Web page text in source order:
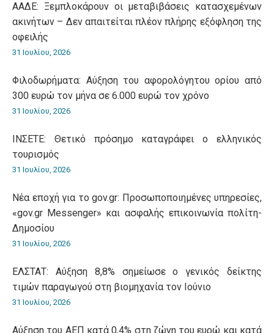
ΑΑΔΕ: Ξεμπλοκάρουν οι μεταβιβάσεις κατασχεμένων
ακινήτων – Δεν απαιτείται πλέον πλήρης εξόφληση της
οφειλής
31 Ιουλίου, 2026
Φιλοδωρήματα: Αύξηση του αφορολόγητου ορίου από
300 ευρώ τον μήνα σε 6.000 ευρώ τον χρόνο
31 Ιουλίου, 2026
ΙΝΣΕΤΕ: Θετικό πρόσημο καταγράφει ο ελληνικός
τουρισμός
31 Ιουλίου, 2026
Νέα εποχή για το gov.gr: Προσωποποιημένες υπηρεσίες,
«gov.gr Messenger» και ασφαλής επικοινωνία πολίτη-
Δημοσίου
31 Ιουλίου, 2026
ΕΛΣΤΑΤ: Αύξηση 8,8% σημείωσε ο γενικός δείκτης
τιμών παραγωγού στη βιομηχανία τον Ιούνιο
31 Ιουλίου, 2026
Αύξηση του ΑΕΠ κατά 0,4% στη ζώνη του ευρώ και κατά